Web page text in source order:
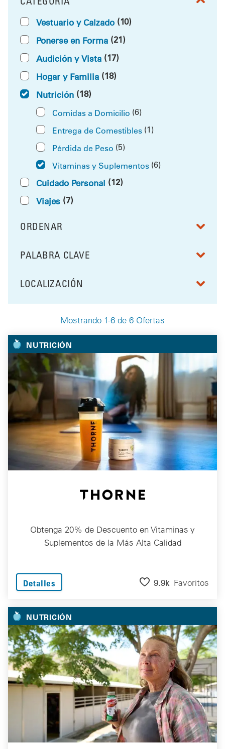
Mostrando 1-6 de 6 Ofertas
FILTRAR POR
Vestuario y Calzado (10)
Ponerse en Forma (21)
Audición y Vista (17)
Hogar y Familia (18)
Nutrición (18)
Comidas a Domicilio (6)
Entrega de Comestibles (1)
Pérdida de Peso (5)
Vitaminas y Suplementos (6)
Cuidado Personal (12)
Viajes (7)
ORDENAR
RESULTS BY
FILTRAR POR
PALABRA CLAVE
FILTRAR POR
LOCALIZACIÓN
Your Selected Deals
NUTRICIÓN
Obtenga 20% de Descuento en Vitaminas y
Suplementos de la Más Alta Calidad
Detalles 9.9k Favoritos
NUTRICIÓN